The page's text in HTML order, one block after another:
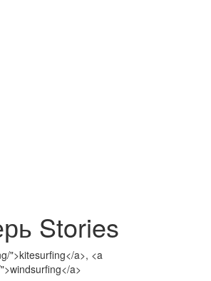
Stories
">kitesurfing</a>, <a
a>